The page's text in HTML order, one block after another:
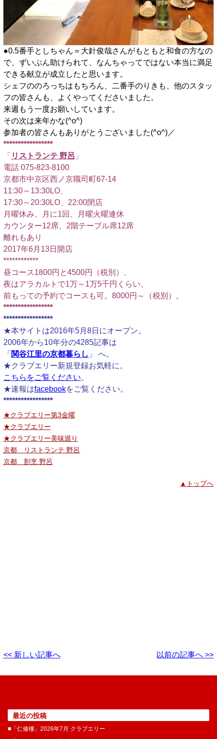
●0.5番手としちゃん＝大針俊哉さんがもともと和食の方なの
で、ずいぶん助けられて、なんちゃってではない本当に満足
できる献立が成立したと思います。
シェフののろっちはもちろん、二番手のりきも、他のスタッ
フの皆さんも、よくやってくださいました。
来週もう一度お願いしています。
その次は来年かな(^o^)
参加者の皆さんもありがとうございました(^o^)／
*****************
「 リストランテ 野呂 」
電話 075-823-8100
京都市中京区西ノ京職司町67-14
11:30～13:30LO、
17:30～20:30LO、22:00閉店
月曜休み、月に1回、月曜火曜連休
カウンター12席、2階テーブル席12席
離れもあり
2017年6月13日開店
************
昼コース1800円と4500円（税別）、
夜はアラカルトで1万～1万5千円くらい、
前もっての予約でコースも可。8000円～（税別）。
*****************
*****************
★本サイトは2016年5月8日にオープン。
2006年から10年分の4285記事は
「 関谷江里の京都暮らし 」 へ。
★クラブエリー新規登録お気軽に。
こちらをご覧ください。
★速報はfacebookをご覧ください。
*****************
★クラブエリー第3金曜
★クラブエリー
★クラブエリー美味巡り
京都 リストランテ 野呂
京都 割烹 野呂
▲トップへ
<< 新しい記事へ 以前の記事へ >>
最近の投稿
■「仁修樓」2026年7月 クラブエリー